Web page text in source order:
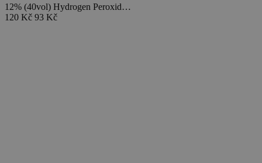
12% (40vol) Hydrogen Peroxid…
120 Kč 93 Kč